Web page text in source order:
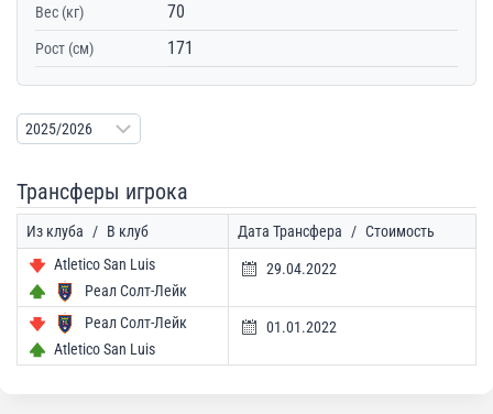
Вес (кг) 70
Рост (см) 171
Трансферы игрока
Из клуба / В клуб Дата Трансфера / Стоимость
Atletico San Luis
Реал Солт-Лейк
29.04.2022
Реал Солт-Лейк
Atletico San Luis
01.01.2022